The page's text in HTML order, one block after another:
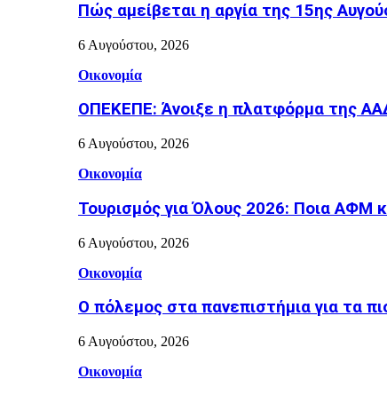
Πώς αμείβεται η αργία της 15ης
6 Αυγούστου, 2026
Οικονομία
ΟΠΕΚΕΠΕ: Άνοιξε η πλατφόρμα της
6 Αυγούστου, 2026
Οικονομία
Τουρισμός για Όλους 2026: Ποια ΑΦΜ
6 Αυγούστου, 2026
Οικονομία
Ο πόλεμος στα πανεπιστήμια για τα
6 Αυγούστου, 2026
Οικονομία